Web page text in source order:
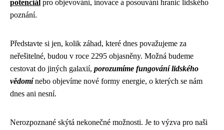
potenciál pro objevování, inovace a posouvání hranic lidského
poznání.
Představte si jen, kolik záhad, které dnes považujeme za
neřešitelné, budou v roce 2295 objasněny. Možná budeme
cestovat do jiných galaxií, porozumíme fungování lidského
vědomínebo objevíme nové formy energie, o kterých se nám
dnes ani nesní.
Nerozpoznané skýtá nekonečné možnosti. Je to výzva pro naši